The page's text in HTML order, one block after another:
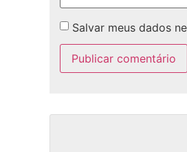
Salvar meus dados